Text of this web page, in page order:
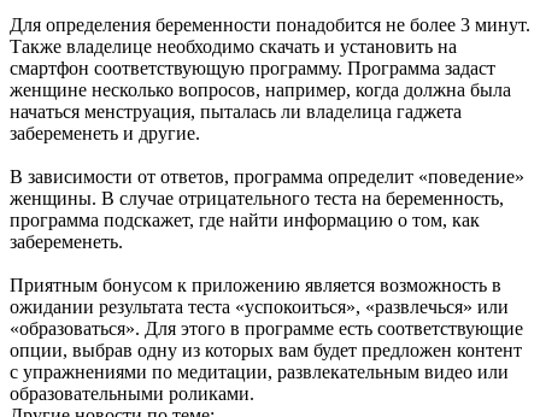
Для определения беременности понадобится не более 3 минут.
Также владелице необходимо скачать и установить на
смартфон соответствующую программу. Программа задаст
женщине несколько вопросов, например, когда должна была
начаться менструация, пыталась ли владелица гаджета
забеременеть и другие.
В зависимости от ответов, программа определит «поведение»
женщины. В случае отрицательного теста на беременность,
программа подскажет, где найти информацию о том, как
забеременеть.
Приятным бонусом к приложению является возможность в
ожидании результата теста «успокоиться», «развлечься» или
«образоваться». Для этого в программе есть соответствующие
опции, выбрав одну из которых вам будет предложен контент
с упражнениями по медитации, развлекательным видео или
образовательными роликами.